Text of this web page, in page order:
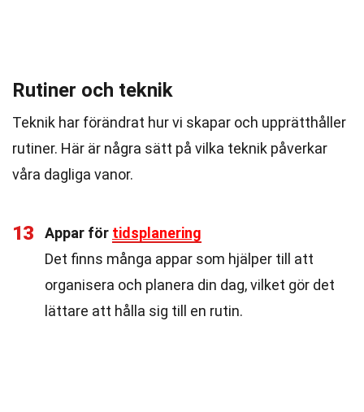
Rutiner och teknik
Teknik har förändrat hur vi skapar och upprätthåller
rutiner. Här är några sätt på vilka teknik påverkar
våra dagliga vanor.
13 Appar för tidsplanering
Det finns många appar som hjälper till att
organisera och planera din dag, vilket gör det
lättare att hålla sig till en rutin.